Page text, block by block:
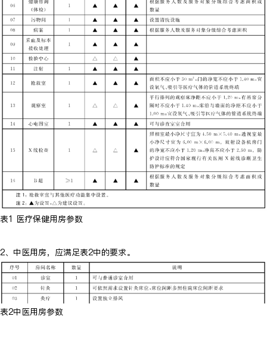
表1 医疗保健用房参数
2、中医用房，应满足表2中的要求。
表2中医用房参数